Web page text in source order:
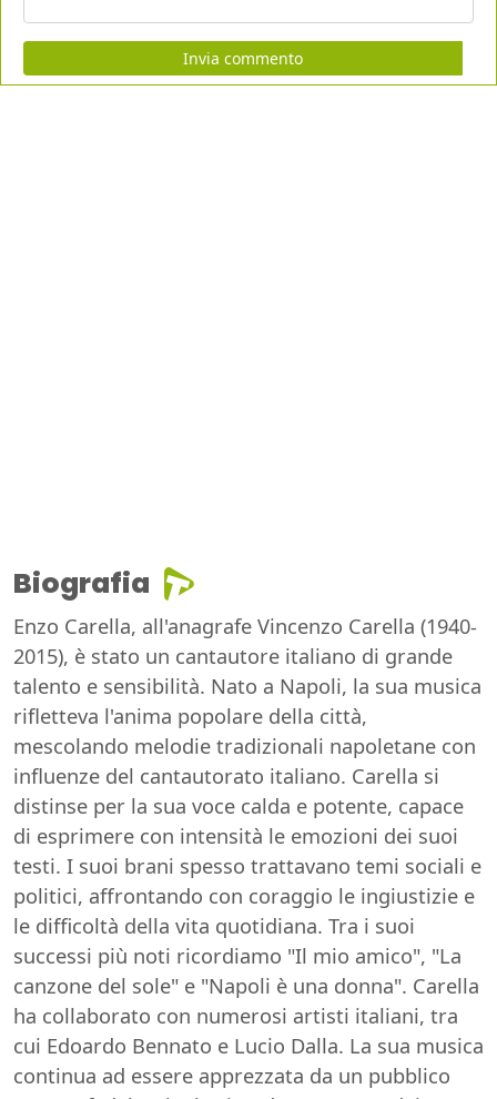
Invia commento
Biografia
Enzo Carella, all'anagrafe Vincenzo Carella (1940-
2015), è stato un cantautore italiano di grande
talento e sensibilità. Nato a Napoli, la sua musica
rifletteva l'anima popolare della città,
mescolando melodie tradizionali napoletane con
influenze del cantautorato italiano. Carella si
distinse per la sua voce calda e potente, capace
di esprimere con intensità le emozioni dei suoi
testi. I suoi brani spesso trattavano temi sociali e
politici, affrontando con coraggio le ingiustizie e
le difficoltà della vita quotidiana. Tra i suoi
successi più noti ricordiamo "Il mio amico", "La
canzone del sole" e "Napoli è una donna". Carella
ha collaborato con numerosi artisti italiani, tra
cui Edoardo Bennato e Lucio Dalla. La sua musica
continua ad essere apprezzata da un pubblico